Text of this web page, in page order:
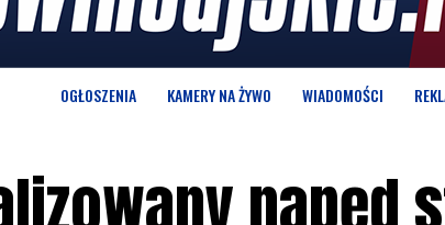
OGŁOSZENIA KAMERY NA ŻYWO WIADOMOŚCI
napęd